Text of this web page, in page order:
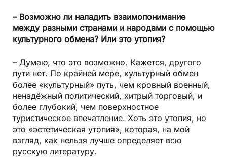
– Возможно ли наладить взаимопонимание
между разными странами и народами с помощью
культурного обмена? Или это утопия?
– Думаю, что это возможно. Кажется, другого
пути нет. По крайней мере, культурный обмен
более «культурный» путь, чем кровный военный,
ненадёжный политический, хитрый торговый, и
более глубокий, чем поверхностное
туристическое впечатление. Хоть это утопия, но
это «эстетическая утопия», которая, на мой
взгляд, как нельзя лучше определяет всю
русскую литературу.